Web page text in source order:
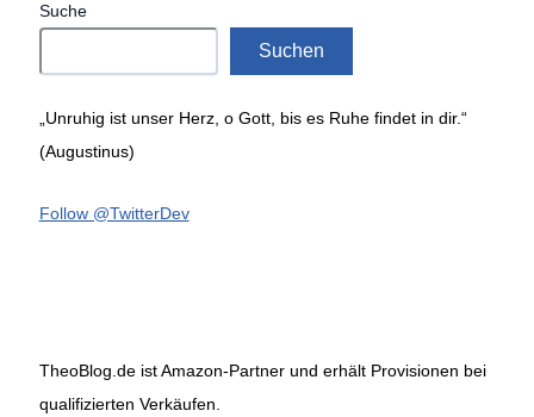
Suche
Suchen
„Unruhig ist unser Herz, o Gott, bis es Ruhe findet in dir.“
(Augustinus)
Follow @TwitterDev
TheoBlog.de ist Amazon-Partner und erhält Provisionen bei
qualifizierten Verkäufen.